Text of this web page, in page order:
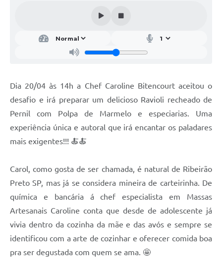
Links
Dia 20/04 às 14h a Chef Caroline Bitencourt aceitou o
desafio e irá preparar um delicioso Ravioli recheado de
Pernil com Polpa de Marmelo e especiarias. Uma
experiência única e autoral que irá encantar os paladares
mais exigentes!!! 🍝🍝
Carol, como gosta de ser chamada, é natural de Ribeirão
Preto SP, mas já se considera mineira de carteirinha. De
química e bancária á chef especialista em Massas
Artesanais Caroline conta que desde de adolescente já
vivia dentro da cozinha da mãe e das avós e sempre se
identificou com a arte de cozinhar e oferecer comida boa
pra ser degustada com quem se ama. 🤩